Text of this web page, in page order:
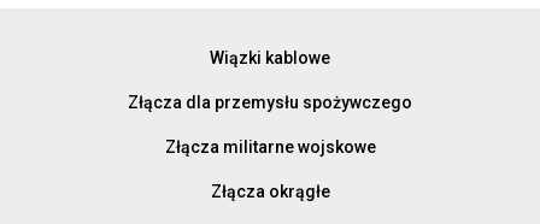
Wiązki kablowe
Złącza dla przemysłu spożywczego
Złącza militarne wojskowe
Złącza okrągłe